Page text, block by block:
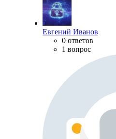
Евгений Иванов
0 ответов
1 вопрос